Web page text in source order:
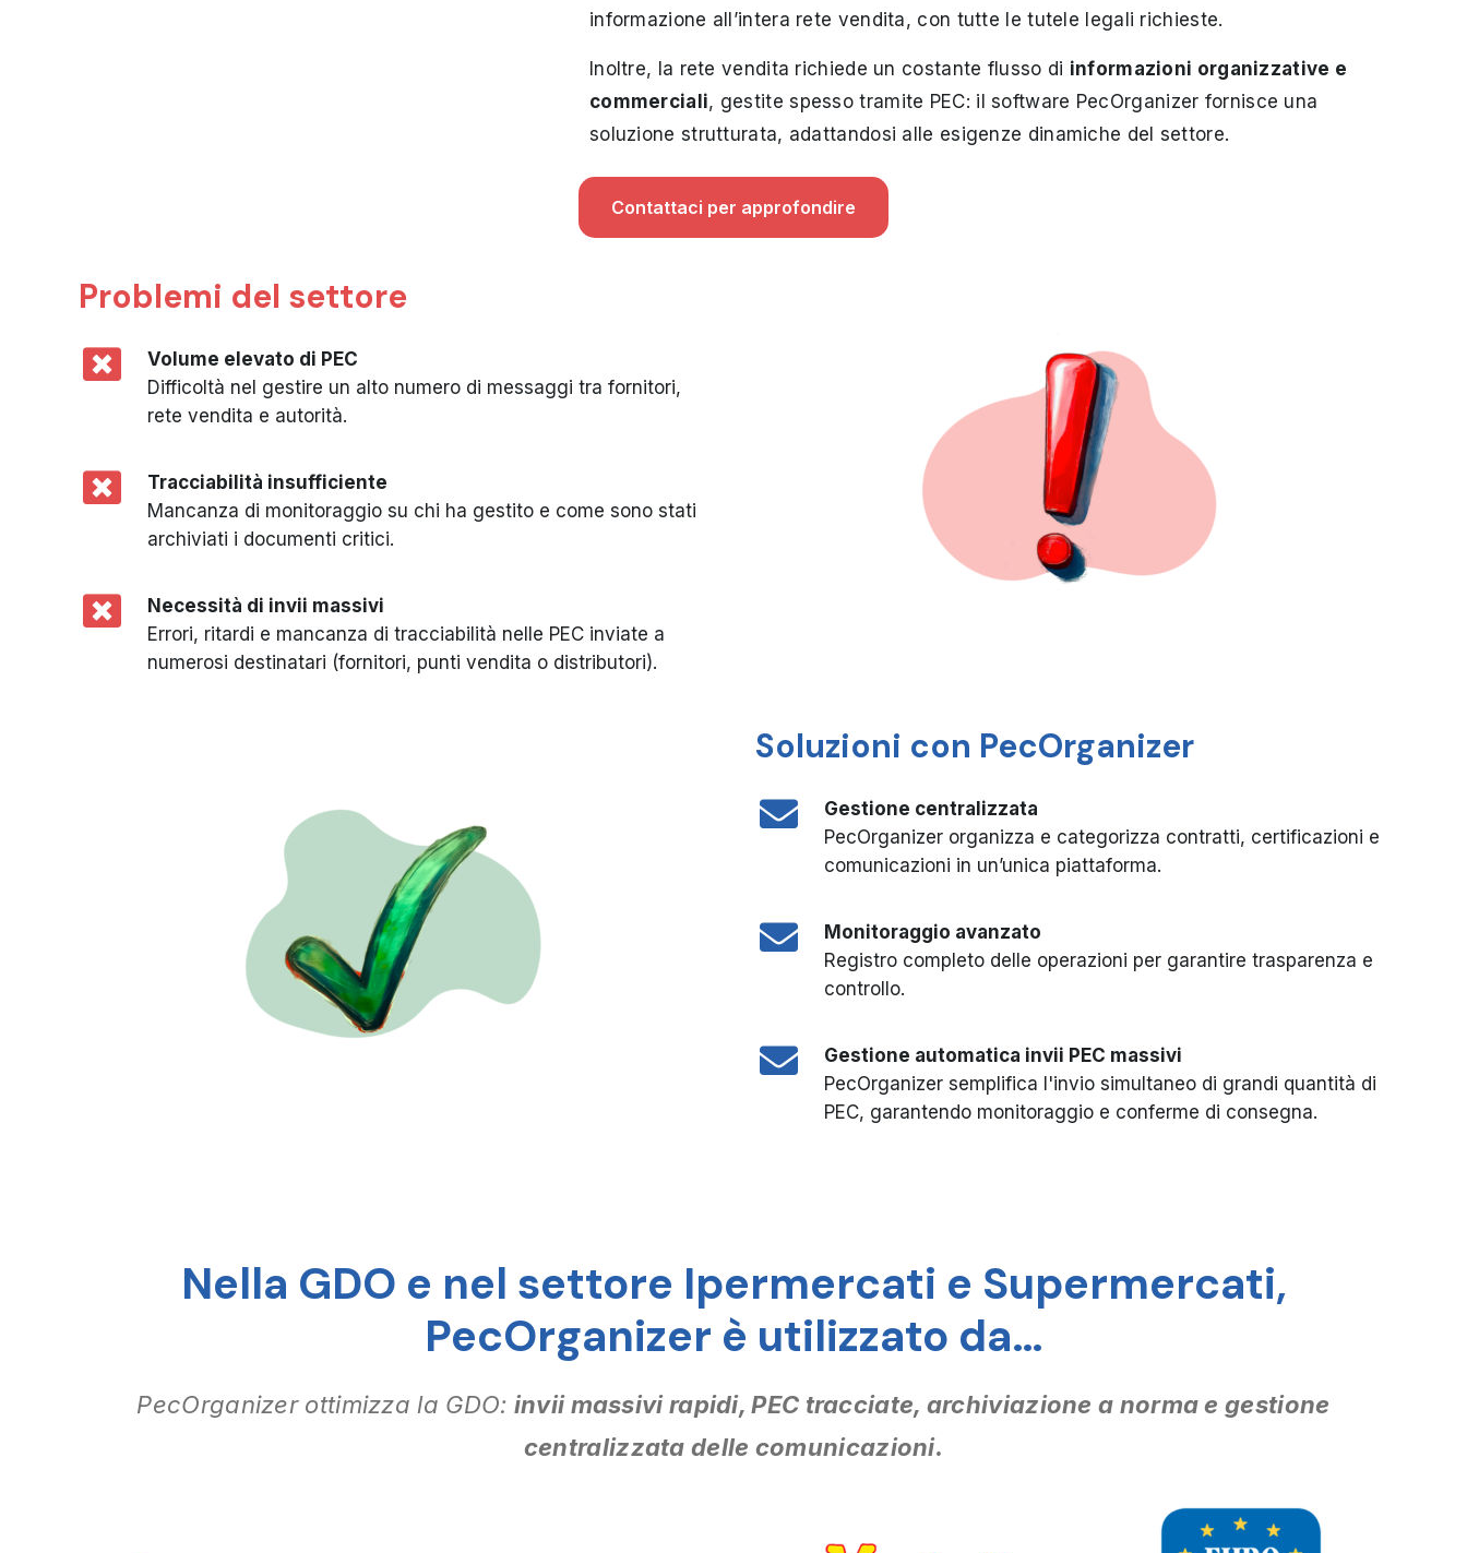
informazione all’intera rete vendita, con tutte le tutele legali richieste.
Inoltre, la rete vendita richiede un costante flusso di informazioni organizzative e
commerciali, gestite spesso tramite PEC: il software PecOrganizer fornisce una
soluzione strutturata, adattandosi alle esigenze dinamiche del settore.
Contattaci per approfondire
Problemi del settore
Volume elevato di PEC
Difficoltà nel gestire un alto numero di messaggi tra fornitori,
rete vendita e autorità.
Tracciabilità insufficiente
Mancanza di monitoraggio su chi ha gestito e come sono stati
archiviati i documenti critici.
Necessità di invii massivi
Errori, ritardi e mancanza di tracciabilità nelle PEC inviate a
numerosi destinatari (fornitori, punti vendita o distributori).
Soluzioni con PecOrganizer
Gestione centralizzata
PecOrganizer organizza e categorizza contratti, certificazioni e
comunicazioni in un’unica piattaforma.
Monitoraggio avanzato
Registro completo delle operazioni per garantire trasparenza e
controllo.
Gestione automatica invii PEC massivi
PecOrganizer semplifica l'invio simultaneo di grandi quantità di
PEC, garantendo monitoraggio e conferme di consegna.
Nella GDO e nel settore Ipermercati e Supermercati,
PecOrganizer è utilizzato da…
PecOrganizer ottimizza la GDO: invii massivi rapidi, PEC tracciate, archiviazione a norma e gestione
centralizzata delle comunicazioni.